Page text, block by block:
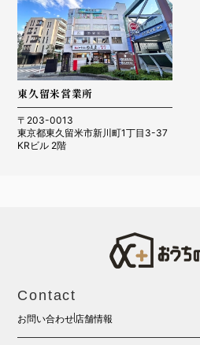
東久留米営業所
〒203-0013
東京都東久留米市新川町1丁目3-37
KRビル 2階
Contact
お問い合わせ店舗情報